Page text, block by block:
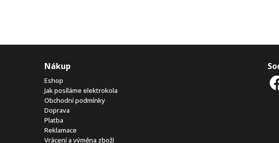
Nákup
Eshop
Jak posíláme elektrokola
Obchodní podmínky
Doprava
Platba
Reklamace
Vrácení a výměna zboží